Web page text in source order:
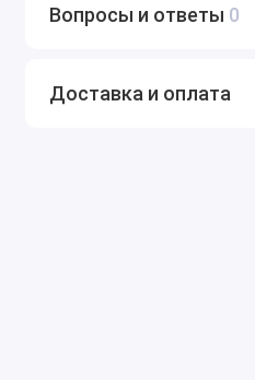
Вопросы и ответы 0
Доставка и оплата